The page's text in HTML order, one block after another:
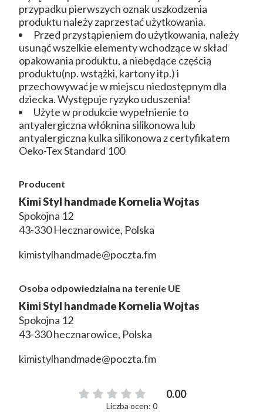
przypadku pierwszych oznak uszkodzenia
produktu należy zaprzestać użytkowania.
Przed przystąpieniem do użytkowania, należy
usunąć wszelkie elementy wchodzące w skład
opakowania produktu, a niebędące częścią
produktu(np. wstążki, kartony itp.) i
przechowywać je w miejscu niedostępnym dla
dziecka. Występuje ryzyko uduszenia!
Użyte w produkcie wypełnienie to
antyalergiczna włóknina silikonowa lub
antyalergiczna kulka silikonowa z certyfikatem
Oeko-Tex Standard 100
Producent
Kimi Styl handmade Kornelia Wojtas
Spokojna 12
43-330 Hecznarowice, Polska
kimistylhandmade@poczta.fm
Osoba odpowiedzialna na terenie UE
Kimi Styl handmade Kornelia Wojtas
Spokojna 12
43-330 hecznarowice, Polska
kimistylhandmade@poczta.fm
0.00
Liczba ocen: 0